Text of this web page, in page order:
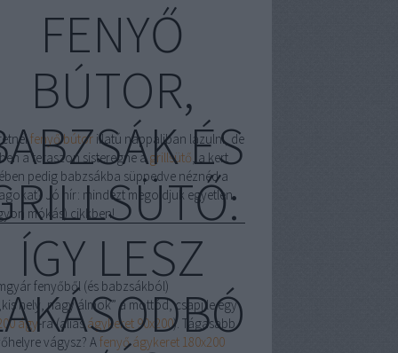
FENYŐ
BÚTOR,
ÉS
ÍGY LESZ
fenyő bútor illatú nappaliban lazulni, de
a teraszon sisteregne agrillsütő, a kert
pedig babzsákba süppedve néznéd a
Jó hír: mindezt megoldjuk egyetlen
mókás) cikkben!
fenyőből (és babzsákból)
hely, nagy álmok” a mottód, csapj le egy
ágy-ra (aliaságykeret 90x200). Tágasabb
vágysz? Afenyő ágykeret 180x200